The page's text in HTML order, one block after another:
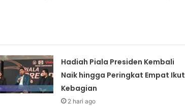
Hadiah Piala Presiden Kembali
Naik hingga Peringkat Empat Ikut
Kebagian
2 hari ago